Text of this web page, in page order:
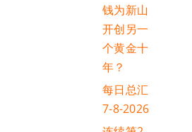
钱为新山
开创另一
个黄金十
年？
每日总汇
7-8-2026